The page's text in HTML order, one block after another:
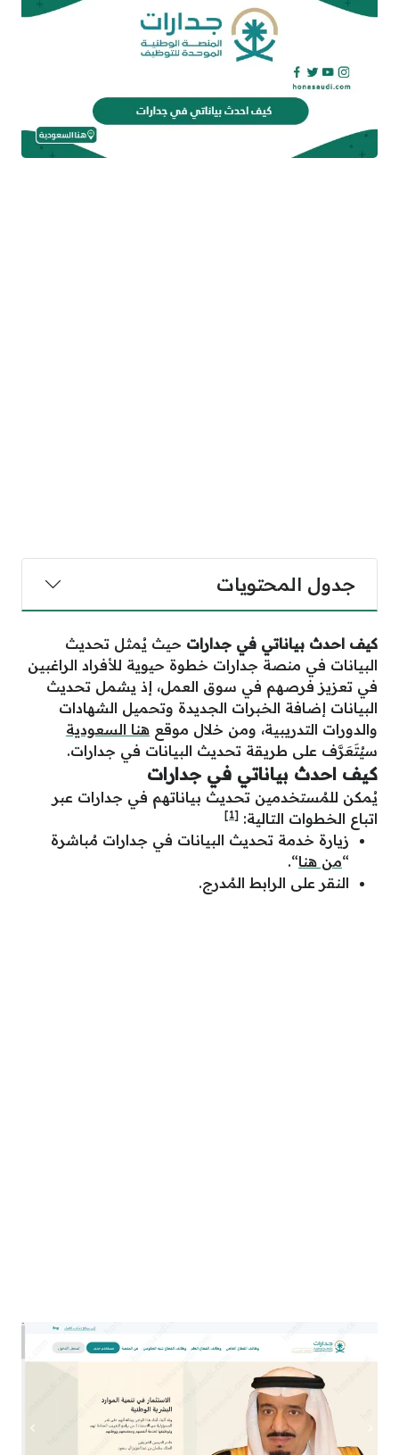
جدول المحتويات
كيف احدث بياناتي في جدارات حيث يُمثل تحديث
البيانات في منصة جدارات خطوة حيوية للأفراد الراغبين
في تعزيز فرصهم في سوق العمل، إذ يشمل تحديث
البيانات إضافة الخبرات الجديدة وتحميل الشهادات
والدورات التدريبية، ومن خلال موقع هنا السعودية
سيُتَعَرَّف على طريقة تحديث البيانات في جدارات.
كيف احدث بياناتي في جدارات
يُمكن للمُستخدمين تحديث بياناتهم في جدارات عبر
اتباع الخطوات التالية: [1]
زيارة خدمة تحديث البيانات في جدارات مُباشرة
“من هنا“.
النقر على الرابط المُدرج.